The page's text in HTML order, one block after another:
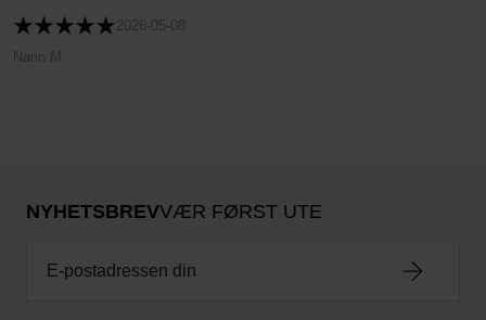
2026-05-08
Narin M
NYHETSBREVVÆR FØRST UTE